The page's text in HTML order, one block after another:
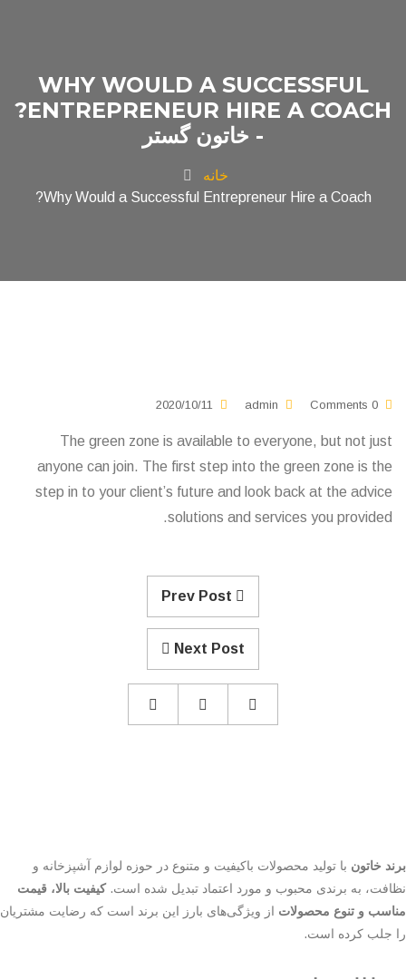
WHY WOULD A SUCCESSFUL
ENTREPRENEUR HIRE A COACH?
- خاتون گستر
خانه
Why Would a Successful Entrepreneur Hire a Coach?
0 Comments
admin
2020/10/11
The green zone is available to everyone, but not just
anyone can join. The first step into the green zone is the
step in to your client’s future and look back at the advice
solutions and services you provided.
Next Post
برند خاتون با تولید محصولات باکیفیت و متنوع در حوزه لوازم آشپزخانه و
نظافت، به برندی محبوب و مورد اعتماد تبدیل شده است.کیفیت بالا، قیمت
مناسب و تنوع محصولات از ویژگی‌های بارز این برند است که رضایت مشتریان
را جلب کرده است.